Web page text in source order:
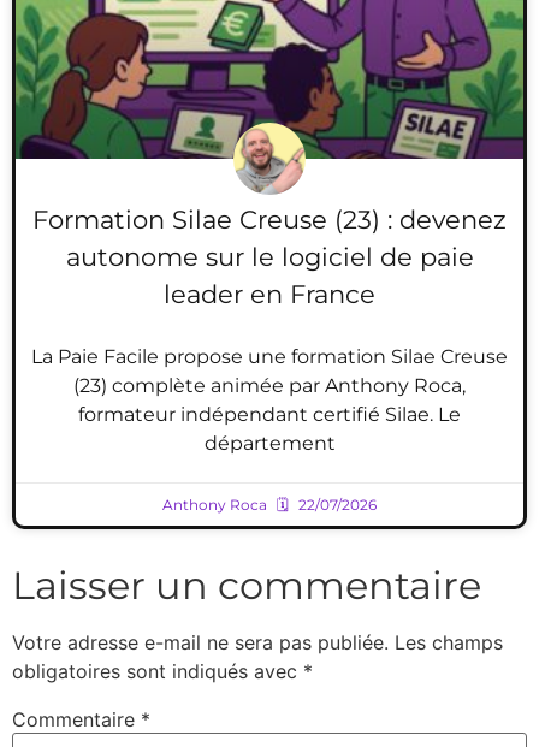
Formation Silae Creuse (23) : devenez
autonome sur le logiciel de paie
leader en France
La Paie Facile propose une formation Silae Creuse
(23) complète animée par Anthony Roca,
formateur indépendant certifié Silae. Le
département
Anthony Roca 22/07/2026
Laisser un commentaire
Votre adresse e-mail ne sera pas publiée. Les champs
obligatoires sont indiqués avec *
Commentaire *